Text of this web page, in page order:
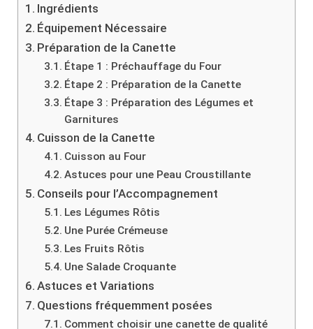
Ingrédients
Équipement Nécessaire
Préparation de la Canette
Étape 1 : Préchauffage du Four
Étape 2 : Préparation de la Canette
Étape 3 : Préparation des Légumes et
Garnitures
Cuisson de la Canette
Cuisson au Four
Astuces pour une Peau Croustillante
Conseils pour l’Accompagnement
Les Légumes Rôtis
Une Purée Crémeuse
Les Fruits Rôtis
Une Salade Croquante
Astuces et Variations
Questions fréquemment posées
Comment choisir une canette de qualité